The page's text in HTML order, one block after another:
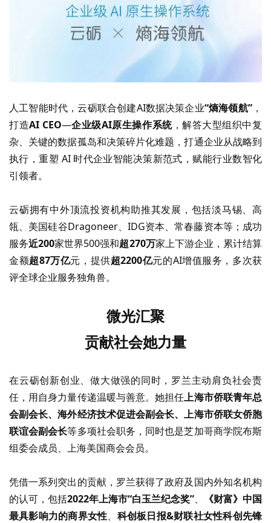
人工智能时代，云砺联合创建AI数据决策企业“熵海领航”，
打造AI CEO—企业级AI原生操作系统，解答大型组织中复
杂、关键的数据孤岛和决策碎片化难题，打通企业从战略到
执行，重塑 AI 时代企业智能决策新范式，赋能行业数智化
引领者。
云砺拥有中外顶流投资机构助推其发展， 包括淡马锡、高
瓴、美国硅谷Dragoneer、 IDG资本、常春藤资本等；成功
服务近200家世界500强和超270万家上下游企业，累计结算
金额超87万亿元，提供超2200亿元的AI增值服务，多次获
评全球企业服务独角兽。
微光汇聚
贡献社会她力量
在云砺创新创业、做大做强的同时，罗兰主动肩负社会责
任，用自身力量传递温暖与善意。她担任上海市侨联青年总
会副会长、海外经济技术促进会副会长、上海市侨联女侨胞
联谊会副会长等多项社会职务，同时也是芝加哥商学院布斯
组委会成员、上海美国商会会员。
凭借一系列突出的贡献，罗兰获得了政府及国内外知名机构
的认可，包括2022年上海市“白玉兰纪念奖”、
《财富》中国
最具影响力的商界女性、 科创板日报&财联社女性科创先锋